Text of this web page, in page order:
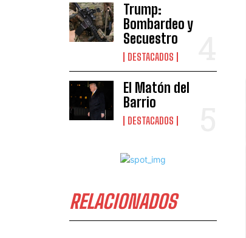
Trump:
Bombardeo y
Secuestro
DESTACADOS
El Matón del
Barrio
DESTACADOS
RELACIONADOS